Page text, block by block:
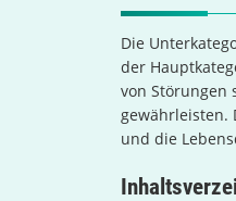
Die
der
von Störungen
gewährleisten.
und die